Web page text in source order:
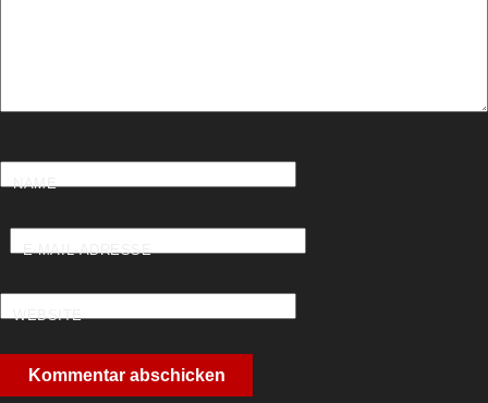
NAME
E-MAIL-ADRESSE
WEBSITE